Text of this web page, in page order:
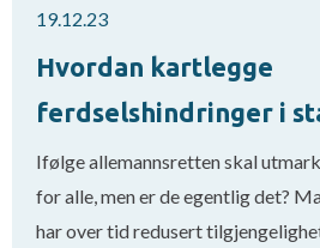
19.12.23
Hvordan kartlegge
ferdselshindringer i
Ifølge allemannsretten skal
for alle, men er de egentlig det?
har over tid redusert